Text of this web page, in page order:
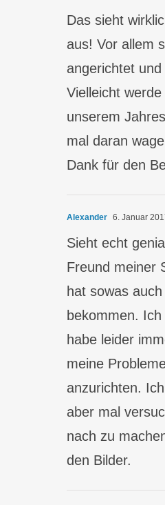
Das sieht
aus! Vor allem
angerichtet
Vielleicht
unserem
mal daran
Dank für den
Alexander 6. Januar
Sieht echt
Freund meiner
hat sowas
bekommen.
habe leider
meine
anzurichten.
aber mal
nach zu
den Bilder.